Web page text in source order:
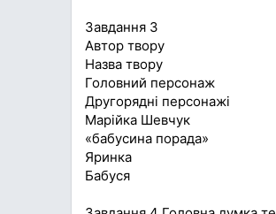
Завдання 3
Автор твору
Назва твору
Головний персонаж
Другорядні персонажі
Марійка Шевчук
«бабусина порада»
Яринка
Бабуся